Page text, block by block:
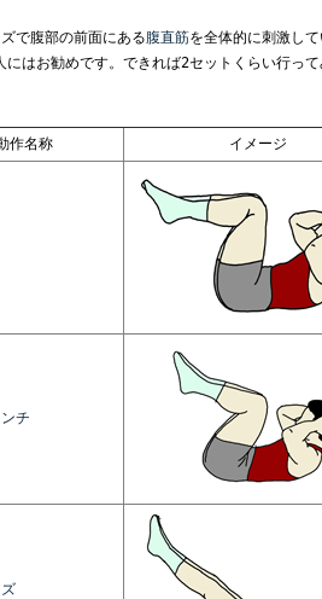
で腹部の前面にある腹直筋を全体的に刺激し
はお勧めです。できれば2セットくらい行って
作名称 イメージ
チ